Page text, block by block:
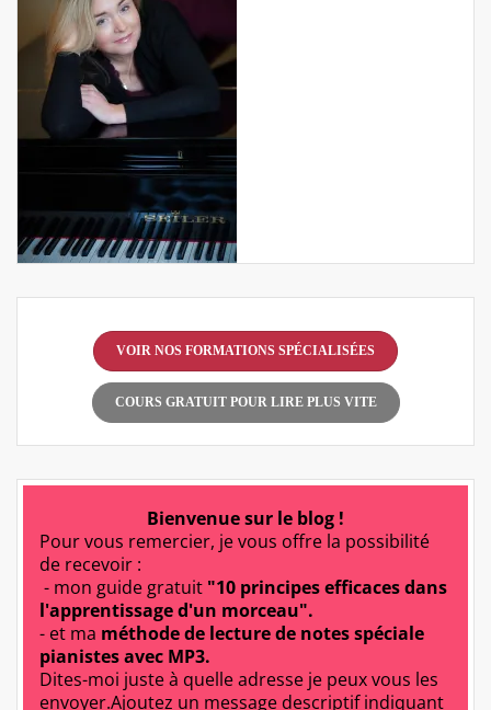
VOIR NOS FORMATIONS SPÉCIALISÉES
COURS GRATUIT POUR LIRE PLUS VITE